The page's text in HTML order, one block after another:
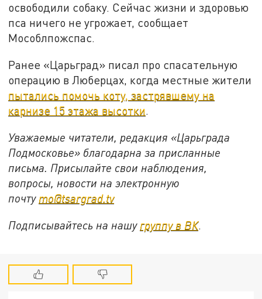
освободили собаку. Сейчас жизни и здоровью
пса ничего не угрожает, сообщает
Мособлпожспас.
Ранее «Царьград» писал про спасательную
операцию в Люберцах, когда местные жители
пытались помочь коту, застрявшему на
карнизе 15 этажа высотки.
Уважаемые читатели, редакция «Царьграда
Подмосковье» благодарна за присланные
письма. Присылайте свои наблюдения,
вопросы, новости на электронную
почту mo@tsargrad.tv
Подписывайтесь на нашу группу в ВК.